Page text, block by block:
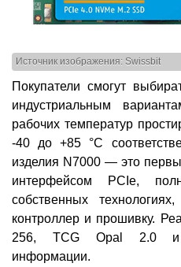
Источник изображения: Swissbit
Покупатели смогут
индустриальным
рабочих температур
-40 до +85 °C
изделия N7000 — это
интерфейсом PCIe,
собственных
контроллер и прошивку.
256, TCG Opal 2.0 и
информации.